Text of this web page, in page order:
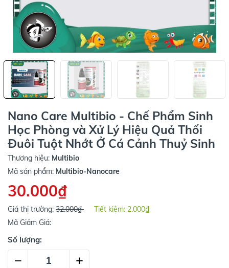
Nano Care Multibio - Chế Phẩm Sinh
Học Phòng và Xử Lý Hiệu Quả Thối
Đuôi Tuột Nhớt Ở Cá Cảnh Thuỷ Sinh
Thương hiệu: Multibio
Mã sản phẩm: Multibio-Nanocare
30.000₫
Giá thị trường: 32.000₫ Tiết kiệm: 2.000₫
Mã Giảm Giá:
Số lượng:
– +